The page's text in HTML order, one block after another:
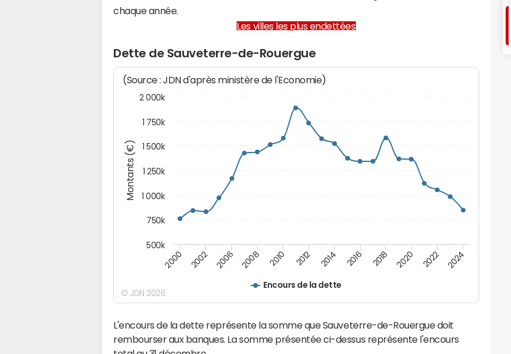
chaque année.
Les villes les plus endettées
Dette de Sauveterre-de-Rouergue
Montants (€)
(Source : JDN d'après ministère de l'Economie)
Encours de la dette
2000 2002 2006 2008 2010 2012 2014 2016 2018 2020 2022 2024
500k
750k
1 000k
1 250k
1 500k
1 750k
2 000k
© JDN 2026
L'encours de la dette représente la somme que Sauveterre-de-Rouergue doit
rembourser aux banques. La somme présentée ci-dessus représente l'encours